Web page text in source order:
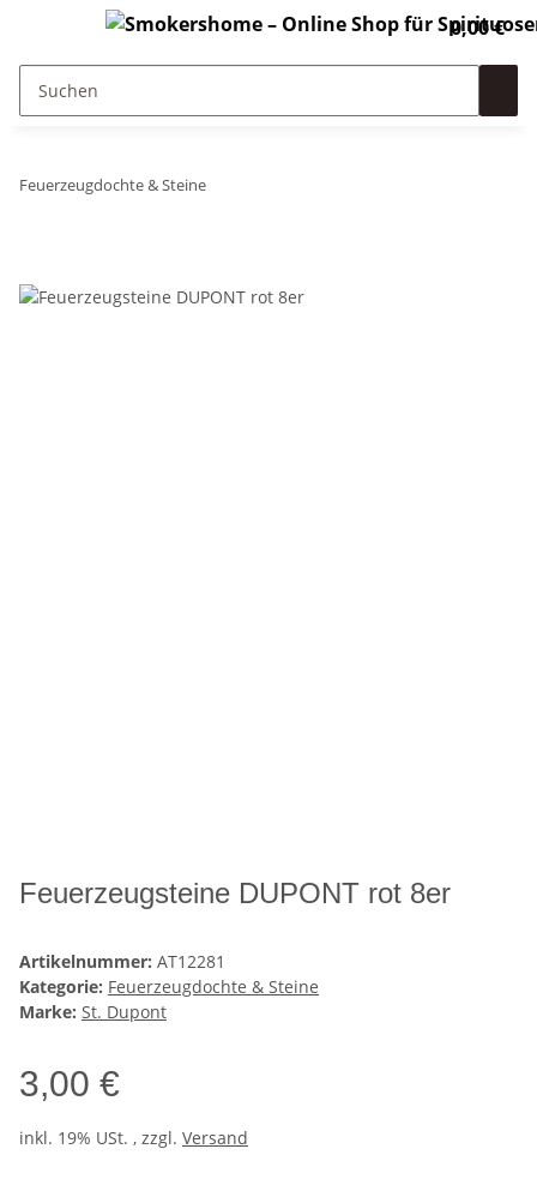
0,00 €
Feuerzeugdochte & Steine
Feuerzeugsteine DUPONT rot 8er
Artikelnummer: AT12281
Kategorie: Feuerzeugdochte & Steine
Marke: St. Dupont
3,00 €
inkl. 19% USt. , zzgl. Versand